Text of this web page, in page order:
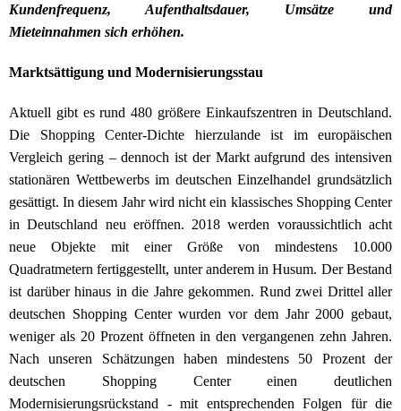
Kundenfrequenz, Aufenthaltsdauer, Umsätze und
Mieteinnahmen sich erhöhen.
Marktsättigung und Modernisierungsstau
Aktuell gibt es rund 480 größere Einkaufszentren in Deutschland.
Die Shopping Center-Dichte hierzulande ist im europäischen
Vergleich gering – dennoch ist der Markt aufgrund des intensiven
stationären Wettbewerbs im deutschen Einzelhandel grundsätzlich
gesättigt. In diesem Jahr wird nicht ein klassisches Shopping Center
in Deutschland neu eröffnen. 2018 werden voraussichtlich acht
neue Objekte mit einer Größe von mindestens 10.000
Quadratmetern fertiggestellt, unter anderem in Husum. Der Bestand
ist darüber hinaus in die Jahre gekommen. Rund zwei Drittel aller
deutschen Shopping Center wurden vor dem Jahr 2000 gebaut,
weniger als 20 Prozent öffneten in den vergangenen zehn Jahren.
Nach unseren Schätzungen haben mindestens 50 Prozent der
deutschen Shopping Center einen deutlichen
Modernisierungsrückstand - mit entsprechenden Folgen für die